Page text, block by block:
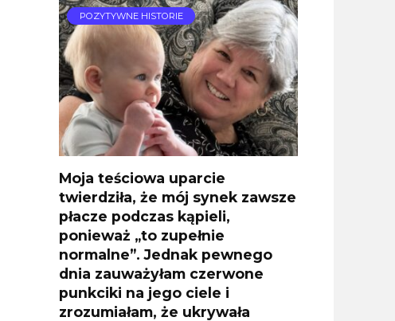
POZYTYWNE HISTORIE
Moja teściowa uparcie
twierdziła, że mój synek zawsze
płacze podczas kąpieli,
ponieważ „to zupełnie
normalne”. Jednak pewnego
dnia zauważyłam czerwone
punkciki na jego ciele i
zrozumiałam, że ukrywała